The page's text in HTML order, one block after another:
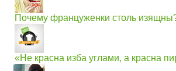
Почему француженки столь
«Не красна изба углами, а красна